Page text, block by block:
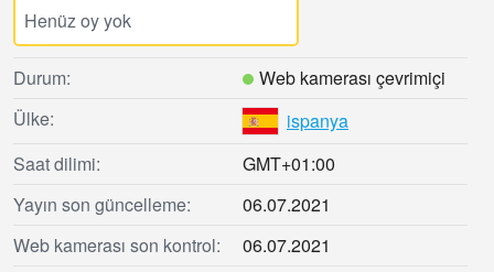
Henüz oy yok
Durum:
Web kamerası çevrimiçi
Ülke:
ispanya
Saat dilimi:
GMT+01:00
Yayın son güncelleme:
06.07.2021
Web kamerası son kontrol:
06.07.2021